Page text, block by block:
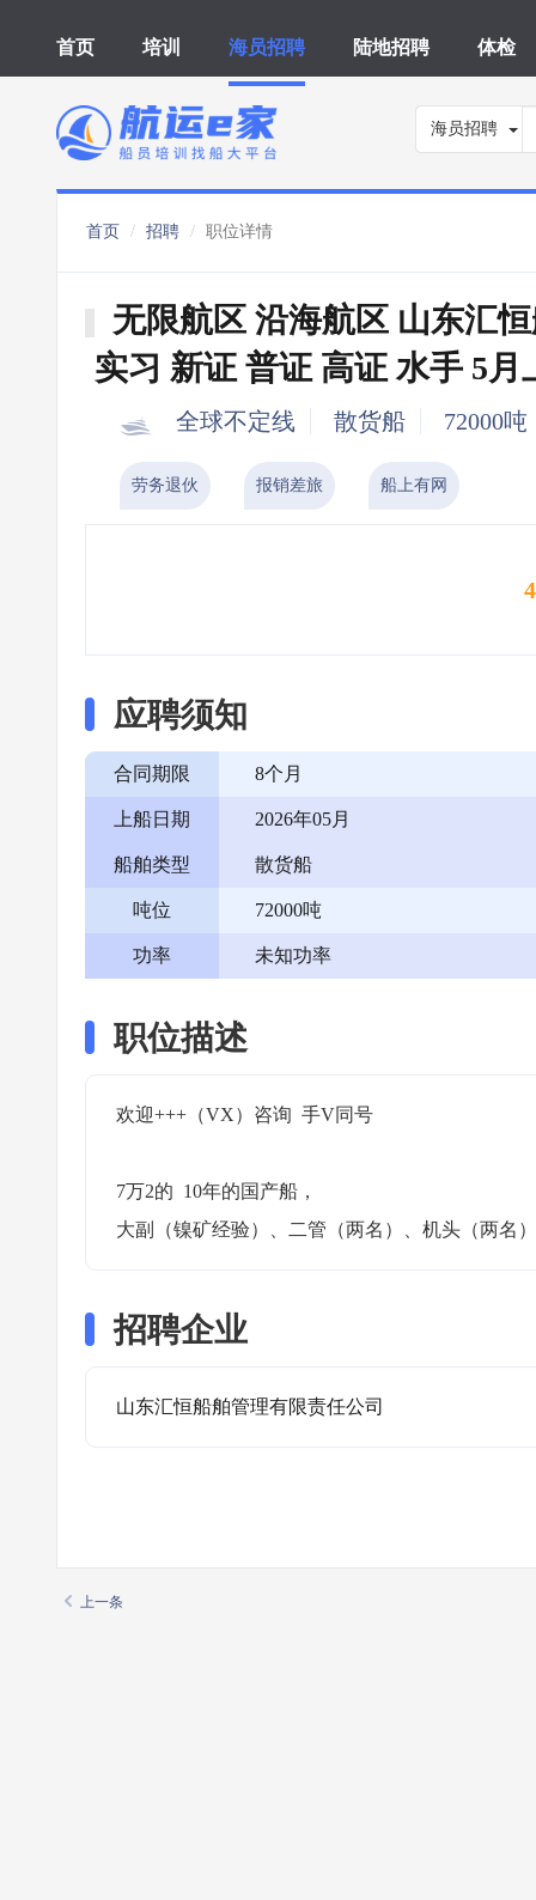
首页 培训 海员招聘 陆地招聘 体检
海员招聘
首页 招聘 职位详情
无限航区 沿海航区 山东汇
实习 新证 普证 高证 水手 5月
全球不定线 散货船 72000吨
劳务退伙 报销差旅 船上有网
应聘须知
合同期限 8个月
上船日期 2026年05月
船舶类型 散货船
吨位 72000吨
功率 未知功率
职位描述
欢迎+++（VX）咨询  手V同号
7万2的  10年的国产船，
大副（镍矿经验）、二管（两名）、机头（两名
招聘企业
山东汇恒船舶管理有限责任公司
上一条